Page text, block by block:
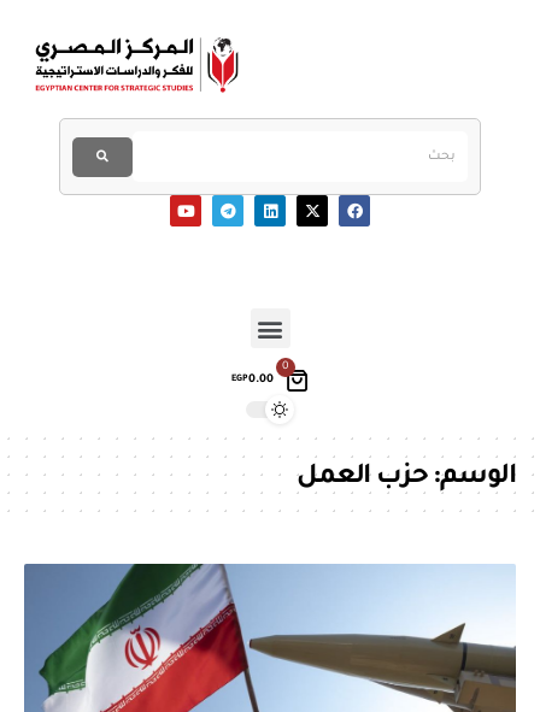
0
EGP0.00
الوسم:حزب العمل